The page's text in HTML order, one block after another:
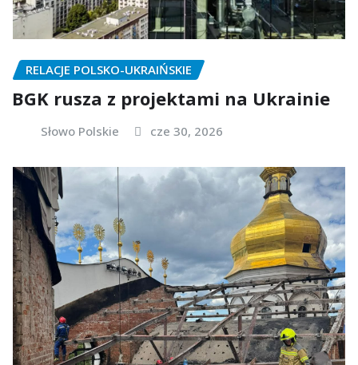
RELACJE POLSKO-UKRAIŃSKIE
BGK rusza z projektami na Ukrainie
Słowo Polskie cze 30, 2026